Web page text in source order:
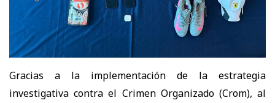
Gracias a la implementación de la estrategia
investigativa contra el Crimen Organizado (Crom), al